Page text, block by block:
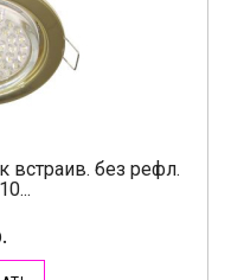
встраив. без рефл.